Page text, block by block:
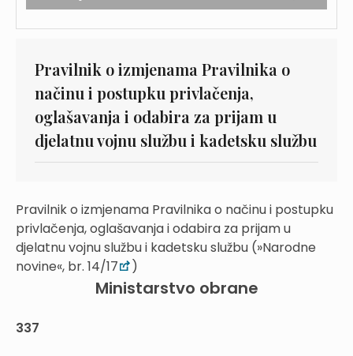
Pravilnik o izmjenama Pravilnika o
načinu i postupku privlačenja,
oglašavanja i odabira za prijam u
djelatnu vojnu službu i kadetsku službu
Pravilnik o izmjenama Pravilnika o načinu i postupku
privlačenja, oglašavanja i odabira za prijam u
djelatnu vojnu službu i kadetsku službu (»Narodne
novine«, br. 14/17
)
Ministarstvo obrane
337